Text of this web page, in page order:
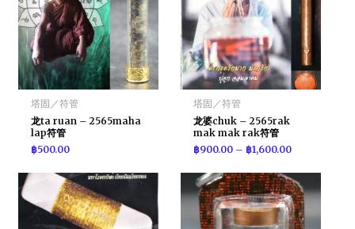
塔固／符管
龙ta ruan – 2565maha
lap符管
฿500.00
塔固／符管
龙婆chuk – 2565rak
mak mak rak符管
฿900.00 – ฿1,600.00